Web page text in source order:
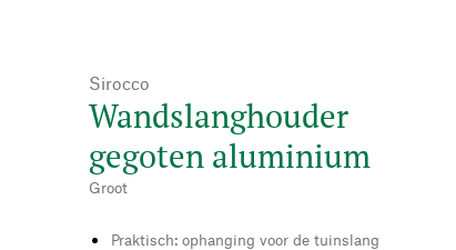
Sirocco
Wandslanghouder
gegoten aluminium
Groot
Praktisch: ophanging voor de tuinslang